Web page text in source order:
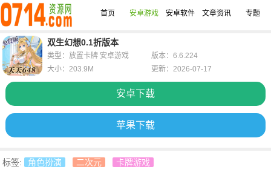
首页 安卓游戏 安卓软件 文章资讯 专题
双生幻想0.1折版本
安卓下载
苹果下载
类型：放置卡牌 安卓游戏
版本：6.6.224
大小：203.9M
更新：2026-07-17
标签: 角色扮演 二次元 卡牌游戏